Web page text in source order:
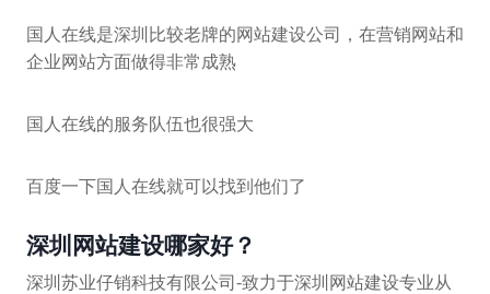
国人在线是深圳比较老牌的网站建设公司，在营销网站和
企业网站方面做得非常成熟
国人在线的服务队伍也很强大
百度一下国人在线就可以找到他们了
深圳网站建设哪家好？
深圳苏业仔销科技有限公司-致力于深圳网站建设专业从